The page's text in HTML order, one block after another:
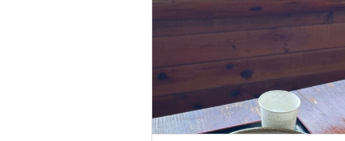
分も何かできたらなぁと思いました